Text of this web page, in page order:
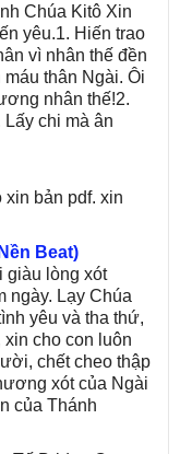
Chúa Kitô Xin
yêu.1. Hiến trao
vì nhân thế đền
thân Ngài. Ôi
nhân thế!2.
Lấy chi mà ân
xin bản pdf. xin
Beat)
giàu lòng xót
ngày. Lạy Chúa
yêu và tha thứ,
cho con luôn
chết cheo thập
xót của Ngài
của Thánh